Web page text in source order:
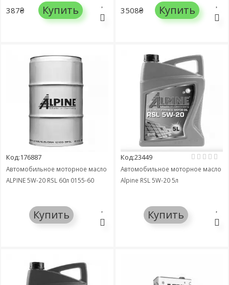
387₴ Купить 3508₴ Купить
Код:176887
Автомобильное моторное масло
ALPINE 5W-20 RSL 60л 0155-60
Купить
Код:23449
Автомобильное моторное масло
Alpine RSL 5W-20 5л
Купить